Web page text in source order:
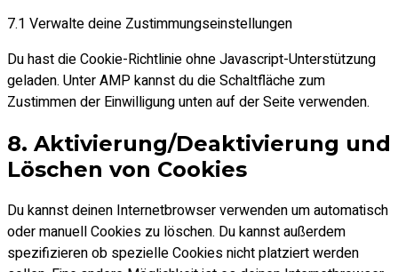
7.1 Verwalte deine Zustimmungseinstellungen
Du hast die Cookie-Richtlinie ohne Javascript-Unterstützung
geladen. Unter AMP kannst du die Schaltfläche zum
Zustimmen der Einwilligung unten auf der Seite verwenden.
8. Aktivierung/Deaktivierung und
Löschen von Cookies
Du kannst deinen Internetbrowser verwenden um automatisch
oder manuell Cookies zu löschen. Du kannst außerdem
spezifizieren ob spezielle Cookies nicht platziert werden